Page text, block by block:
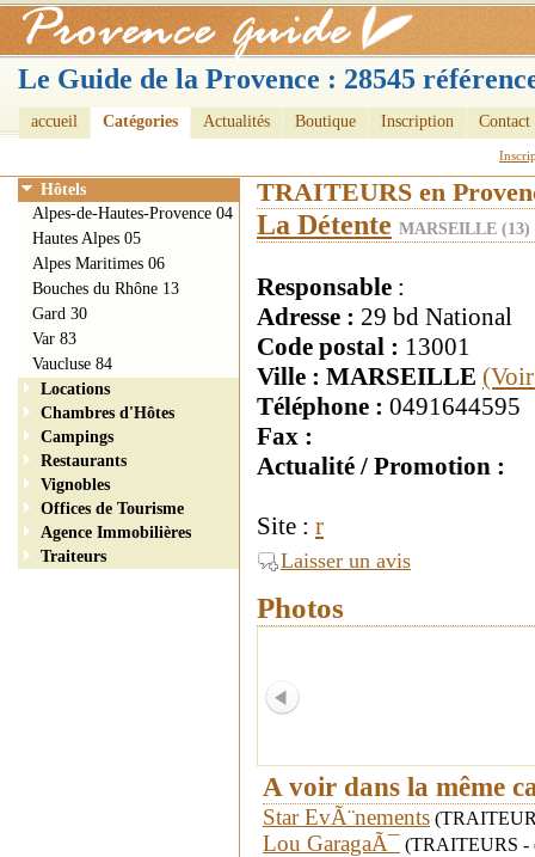
Le Guide de la Provence : 28545
accueil Catégories Actualités Boutique Inscription Contact
TRAITEURS en
La Détente MARSEILLE (13)
Responsable :
Adresse : 29 bd National
Code postal : 13001
Ville : MARSEILLE
Téléphone : 0491644595
Fax :
Actualité / Promotion :
Site : r
Laisser un avis
Photos
A voir dans la même
Star EvÃ¨nements
Lou GaragaÃ¯ (TRAITEURS -
Hôtels
Alpes-de-Hautes-Provence 04
Hautes Alpes 05
Alpes Maritimes 06
Bouches du Rhône 13
Gard 30
Var 83
Vaucluse 84
Locations
Chambres d'Hôtes
Campings
Restaurants
Vignobles
Offices de Tourisme
Agence Immobilières
Traiteurs